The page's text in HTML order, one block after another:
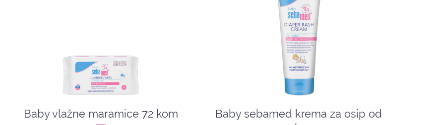
Baby vlažne maramice 72 kom
Baby sebamed krema za osip od